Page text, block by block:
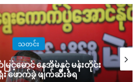
သတင်း
ြင့်မောင် နေအိမ်နှင့် မန်းတိုင်း
း ဖောက်ခွဲ ဖျက်ဆီးခံရ